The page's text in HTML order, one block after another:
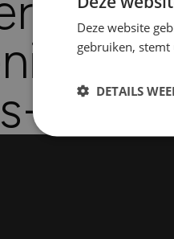
Deze website
gebruiken,
DETAILS